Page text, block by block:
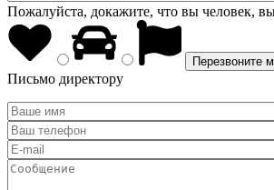
Пожалуйста, докажите, что вы человек,
Письмо директору